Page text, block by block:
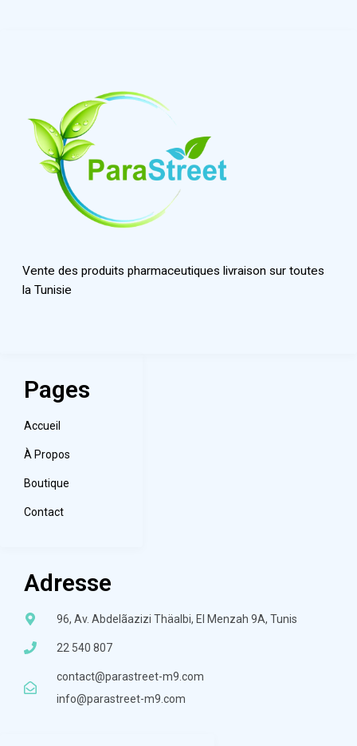
Vente des produits pharmaceutiques livraison sur toutes
la Tunisie
Pages
Accueil
À Propos
Boutique
Contact
Adresse
96, Av. Abdelãazizi Thäalbi, El Menzah 9A, Tunis
22 540 807
contact@parastreet-m9.com
info@parastreet-m9.com